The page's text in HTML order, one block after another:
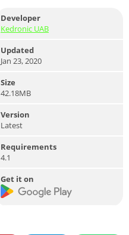
Developer
Kedronic UAB
Updated
Jan 23, 2020
Size
42.18MB
Version
Latest
Requirements
4.1
Get it on